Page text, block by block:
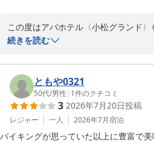
この度はアパホテル〈小松グランド
がとうございます。また、お忙しい中
当館の大浴場につきまして、改修工
期待に沿えませんでしたことを深くお
ニューアルオープンに向けて着々と工
越しいただいた際には、新しく生まれ
りとお疲れを癒やしていただけます
続きを読む
ともや0321
50代/男性 | 1件のクチコミ
3 2026年7月20日投稿
レジャー 一人 2026年7月宿泊
バイキングが思っていた以上に豊富で